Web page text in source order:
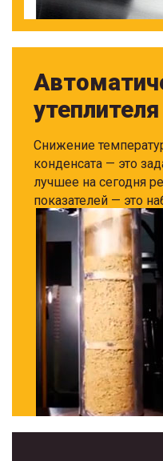
утеплителя
Снижение
конденсата — это
лучшее на сегодня
показателей — это